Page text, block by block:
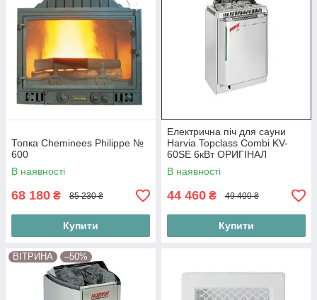
Топка Cheminees Philippe №
600
В наявності
68 180 ₴ 85 230 ₴
Купити
Електрична піч для сауни
Harvia Topclass Combi KV-
60SE 6кВт ОРИГІНАЛ
В наявності
44 460 ₴ 49 400 ₴
Купити
ВІТРИНА –50%